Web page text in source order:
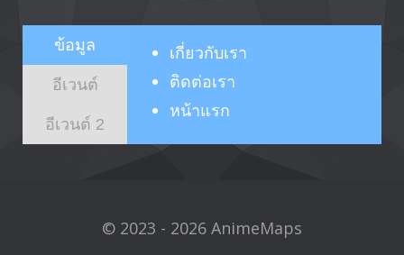
ข้อมูล
อีเวนต์
อีเวนต์ 2
เกี่ยวกับเรา
ติดต่อเรา
หน้าแรก
© 2023 - 2026 AnimeMaps